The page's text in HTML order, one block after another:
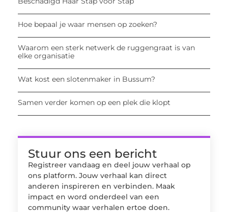
Hoe bepaal je waar mensen op zoeken?
Waarom een sterk netwerk de ruggengraat is van
elke organisatie
Wat kost een slotenmaker in Bussum?
Samen verder komen op een plek die klopt
Stuur ons een bericht
Registreer vandaag en deel jouw verhaal op
ons platform. Jouw verhaal kan direct
anderen inspireren en verbinden. Maak
impact en word onderdeel van een
community waar verhalen ertoe doen.